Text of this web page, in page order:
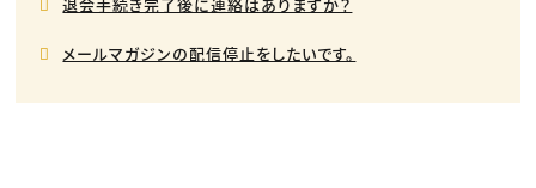
メールマガジンの配信停止をしたいです。